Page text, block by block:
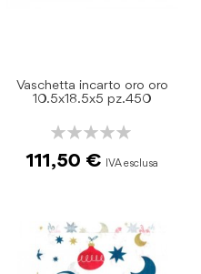
Vaschetta incarto oro oro
10.5x18.5x5 pz.450
Rating:
111,50 €